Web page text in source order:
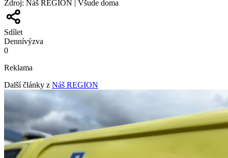
Zdroj: Náš REGION | Všude doma
Sdílet
Dennívýzva
0
Reklama
Další články z Náš REGION